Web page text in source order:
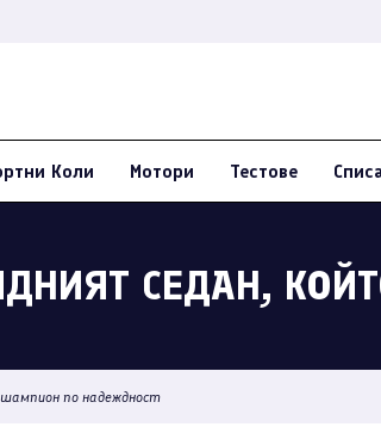
Коли Мотори Тестове
СЕДАН,
шампион по надеждност